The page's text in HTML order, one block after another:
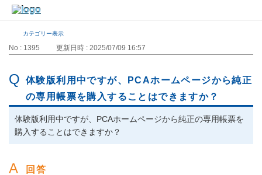
カテゴリー表示
No : 1395 更新日時 : 2025/07/09 16:57
体験版利用中ですが、PCAホームページから純正
の専用帳票を購入することはできますか？
体験版利用中ですが、PCAホームページから純正の専用帳票を
購入することはできますか？